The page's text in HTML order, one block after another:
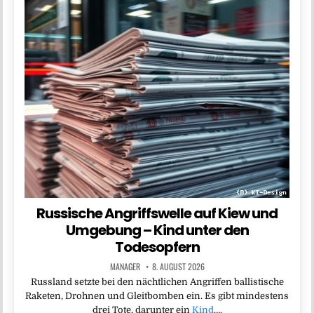
Russische Angriffswelle auf Kiew und
Umgebung – Kind unter den
Todesopfern
MANAGER 8. AUGUST 2026
Russland setzte bei den nächtlichen Angriffen ballistische
Raketen, Drohnen und Gleitbomben ein. Es gibt mindestens
drei Tote, darunter ein Kind….